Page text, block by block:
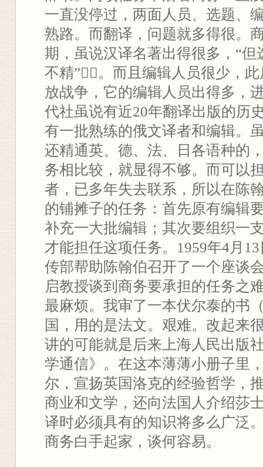
一直没停过，两面人员、选题、
熟路。而翻译，问题就多得很。
期，虽说汉译名著出得很多，“
不精”⑦。而且编辑人员很少，
放战争，它的编辑人员出得多，
代社虽说有近20年翻译出版的历
有一批熟练的俄文译者和编辑。
还精通英、德、法、日各语种的
务相比较，就显得不够。而可以
者，已多年失去联系，所以在陈
的铺摊子的任务：首先原有编辑
补充一大批编辑；其次要组织一
才能担任这项任务。1959年4月
传部帮助陈翰伯召开了一个座谈
启教授谈到商务要承担的任务之
最麻烦。我审了一本伏尔泰的书
国，用的是法文。艰难。改起来
讲的可能就是后来上海人民出版
学通信》。在这本薄薄小册子里
尔，宣扬英国洛克的经验哲学，
商业和文学，还向法国人介绍莎
译时必须具有的知识将多么广泛
商务白手起家，谈何容易。